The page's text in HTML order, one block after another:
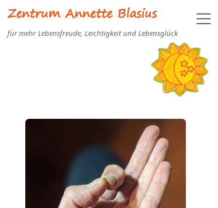
Zentrum Annette Blasius
für mehr Lebensfreude, Leichtigkeit und Lebensglück